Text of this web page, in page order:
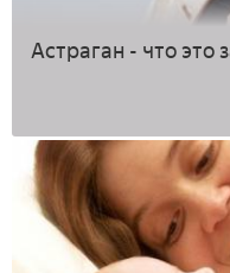
Астраган - что это